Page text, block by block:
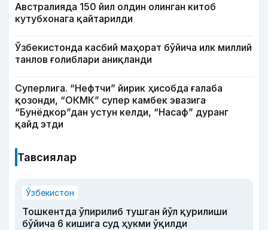
Австралияда 150 йил олдин олинган китоб
кутубхонага қайтарилди
Ўзбекистонда касбий маҳорат бўйича илк миллий
танлов ғолиблари аниқланди
Суперлига. “Нефтчи” йирик ҳисобда ғалаба
қозонди, “ОКМК” супер камбек эвазига
“Бунёдкор”дан устун келди, “Насаф” дуранг
қайд этди
Тавсиялар
Ўзбекистон
Тошкентда ўпирилиб тушган йўл қурилиши
бўйича 6 кишига суд ҳукми ўқилди